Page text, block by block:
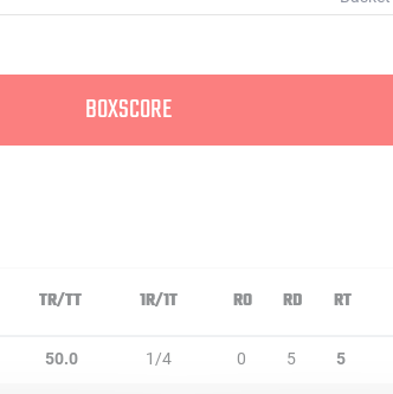
BOXSCORE
TR/TT 1R/1T RO RD RT
50.0 1/4 0 5 5